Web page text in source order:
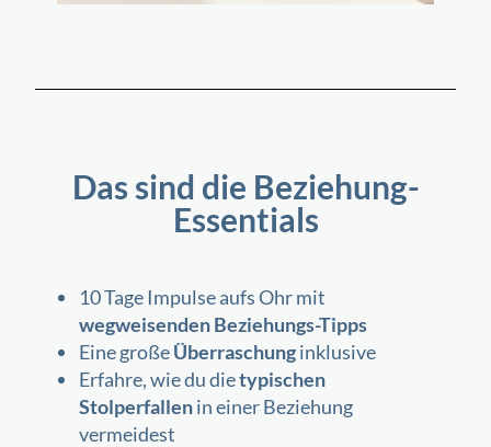
Das sind die Beziehung-
Essentials
10 Tage Impulse aufs Ohr mit
wegweisenden Beziehungs-Tipps
Eine großeÜberraschunginklusive
Erfahre, wie du dietypischen
Stolperfallenin einer Beziehung
vermeidest